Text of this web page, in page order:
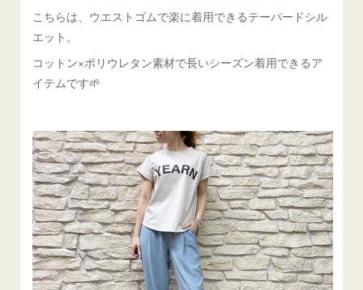
こちらは、ウエストゴムで楽に着用できるテーパードシル
エット。
コットン×ポリウレタン素材で長いシーズン着用できるア
イテムです🌱